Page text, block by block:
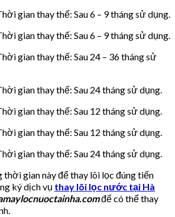
gian thay thế: Sau 6 – 9 tháng sử dụng.
gian thay thế: Sau 6 – 9 tháng sử dụng.
gian thay thế: Sau 24 – 36 tháng sử
gian thay thế: Sau 24 tháng sử dụng.
gian thay thế: Sau 12 tháng sử dụng.
gian thay thế: Sau 12 tháng sử dụng.
gian thay thế: Sau 24 tháng sử dụng.
thời gian này để thay lõi lọc đúng tiến
ký dịch vụ thay lõi lọc nước tại Hà
để có thể thay